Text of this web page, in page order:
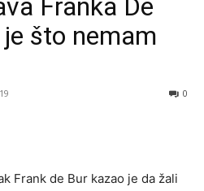
Franka De
što nemam
0
Frank de Bur kazao je da žali